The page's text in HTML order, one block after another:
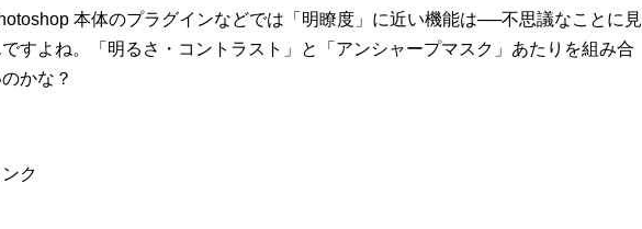
本体のプラグインなどでは「明瞭度」に近い機能は──不思議なことに見
すよね。「明るさ・コントラスト」と「アンシャープマスク」あたりを組み合
かな？
ク